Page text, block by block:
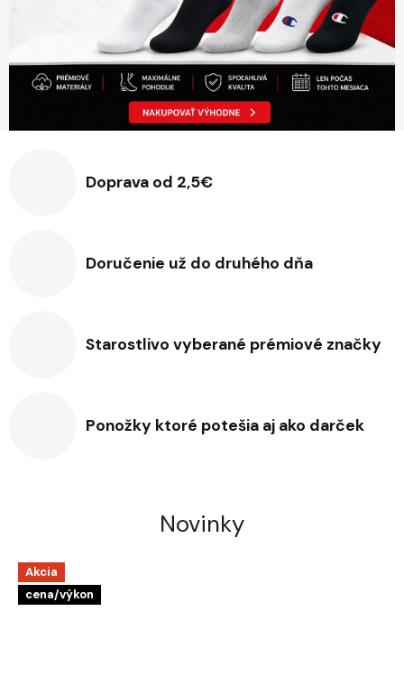
Doprava od 2,5€
Doručenie už do druhého dňa
Starostlivo vyberané prémiové značky
Ponožky ktoré potešia aj ako darček
Novinky
Akcia
cena/výkon